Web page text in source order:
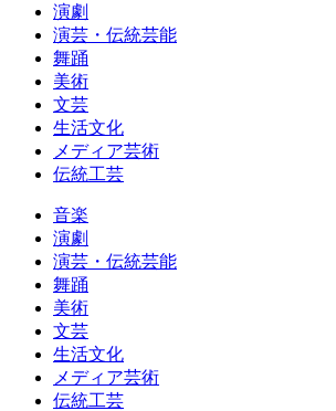
演劇
演芸・伝統芸能
舞踊
美術
文芸
生活文化
メディア芸術
伝統工芸
音楽
演劇
演芸・伝統芸能
舞踊
美術
文芸
生活文化
メディア芸術
伝統工芸